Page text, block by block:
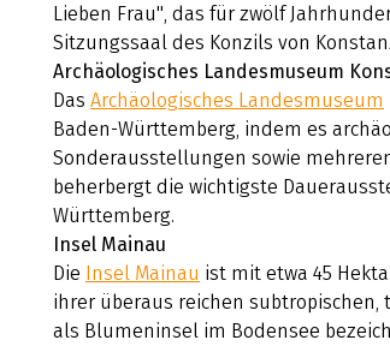
Lieben Frau", das für zwölf
Sitzungssaal des Konzils von
Archäologisches Landesmuseum
DasArchäologisches Landesmuseum
Baden-Württemberg, indem es
Sonderausstellungen sowie
beherbergt die wichtigste
Württemberg.
Insel Mainau
Die Insel Mainau ist mit etwa 45
ihrer überaus reichen subtropischen,
als Blumeninsel im Bodensee